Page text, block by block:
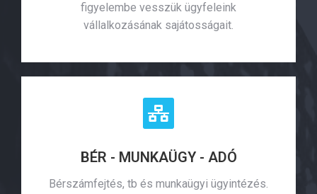
figyelembe vesszük ügyfeleink
vállalkozásának sajátosságait.
BÉR - MUNKAÜGY - ADÓ
Bérszámfejtés, tb és munkaügyi ügyintézés.